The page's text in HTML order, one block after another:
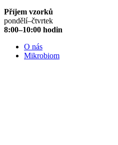
Příjem vzorků
pondělí–čtvrtek
8:00–10:00 hodin
O nás
Mikrobiom